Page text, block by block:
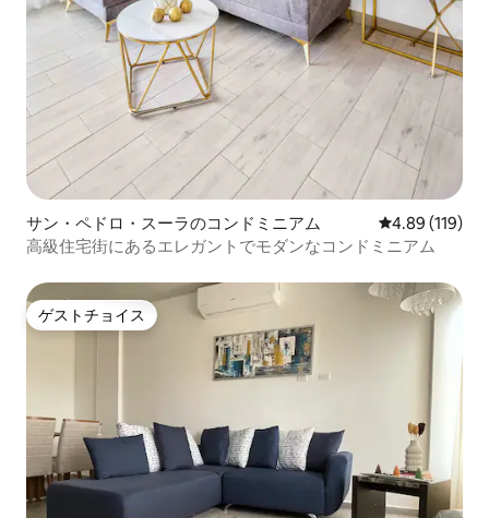
サン・ペドロ・スーラのコンドミニアム レビュー119
4.89 (119)
高級住宅街にあるエレガントでモダンなコンドミニアム
ゲストチョイス
ゲストチョイス